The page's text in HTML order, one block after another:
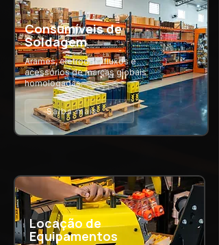
Consumíveis de
Soldagem
Arames, eletrodos, fluxos e
acessórios de marcas globais
homologadas.
Saiba mais
Locação de
Equipamentos